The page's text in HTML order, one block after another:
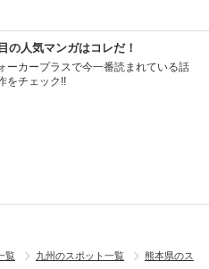
の人気マンガはコレだ！
ーカープラスで今一番読まれている話
をチェック!!
覧 九州のスポット一覧
熊本県のス